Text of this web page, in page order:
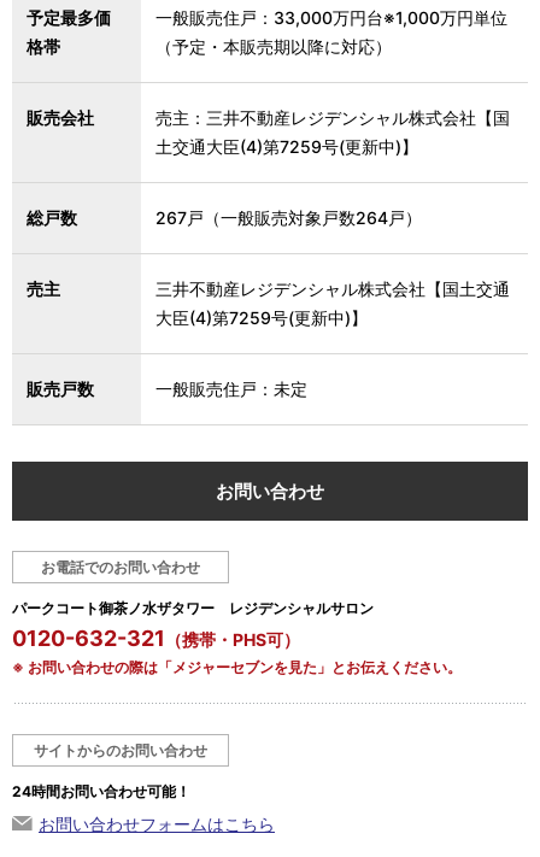
予定最多価
格帯
一般販売住戸：33,000万円台※1,000万円単位
（予定・本販売期以降に対応）
販売会社
売主：三井不動産レジデンシャル株式会社【国
土交通大臣(4)第7259号(更新中)】
総戸数 267戸（一般販売対象戸数264戸）
売主
三井不動産レジデンシャル株式会社【国土交通
大臣(4)第7259号(更新中)】
販売戸数 一般販売住戸：未定
お問い合わせ
お電話でのお問い合わせ
パークコート御茶ノ水ザタワー レジデンシャルサロン
0120-632-321 （携帯・PHS可）
※ お問い合わせの際は「メジャーセブンを見た」とお伝えください。
サイトからのお問い合わせ
24時間お問い合わせ可能！
お問い合わせフォームはこちら